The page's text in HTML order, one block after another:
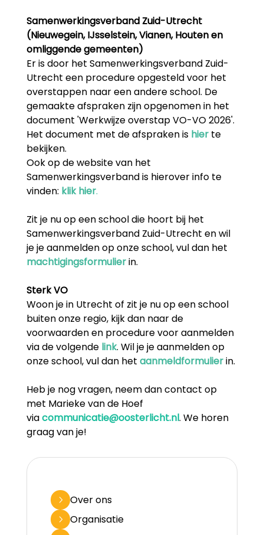
Samenwerkingsverband Zuid-Utrecht
(Nieuwegein, IJsselstein, Vianen, Houten en
omliggende gemeenten)
Er is door het Samenwerkingsverband Zuid-
Utrecht een procedure opgesteld voor het
overstappen naar een andere school. De
gemaakte afspraken zijn opgenomen in het
document 'Werkwijze overstap VO-VO 2026'.
Het document met de afspraken is hier te
bekijken.
Ook op de website van het
Samenwerkingsverband is hierover info te
vinden: klik hier.
Zit je nu op een school die hoort bij het
Samenwerkingsverband Zuid-Utrecht en wil
je je aanmelden op onze school, vul dan het
machtigingsformulierin.
Sterk VO
Woon je in Utrecht of zit je nu op een school
buiten onze regio, kijk dan naar de
voorwaarden en procedure voor aanmelden
via de volgende link. Wil je je aanmelden op
onze school, vul dan het aanmeldformulierin.
Heb je nog vragen, neem dan contact op
met Marieke van de Hoef
viacommunicatie@oosterlicht.nl. We horen
graag van je!
Over ons
Organisatie